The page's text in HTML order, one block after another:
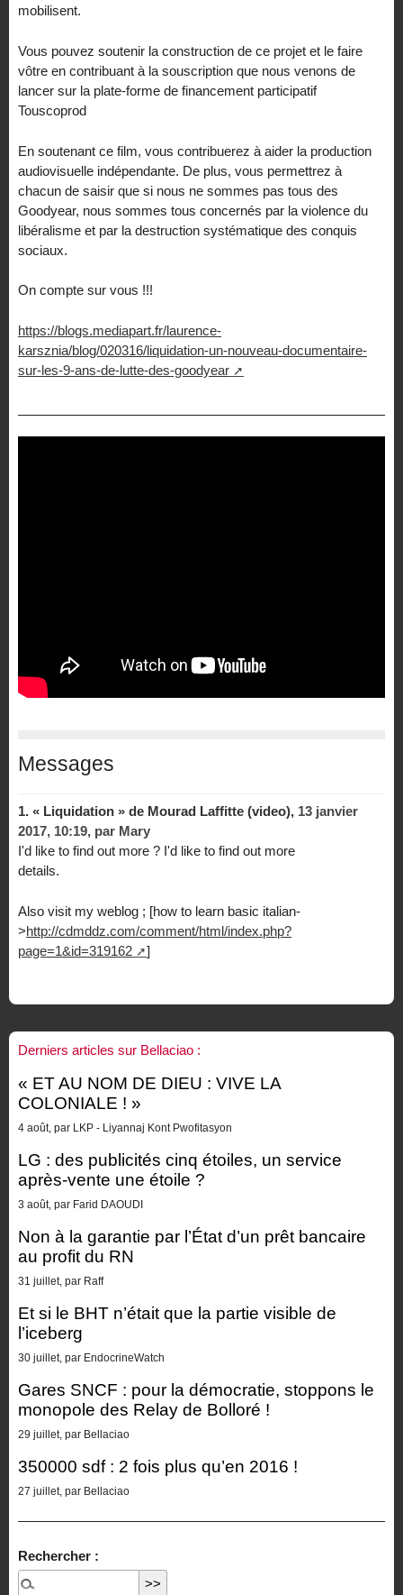
mobilisent.
Vous pouvez soutenir la construction de ce projet et le faire
vôtre en contribuant à la souscription que nous venons de
lancer sur la plate-forme de financement participatif
Touscoprod
En soutenant ce film, vous contribuerez à aider la production
audiovisuelle indépendante. De plus, vous permettrez à
chacun de saisir que si nous ne sommes pas tous des
Goodyear, nous sommes tous concernés par la violence du
libéralisme et par la destruction systématique des conquis
sociaux.
On compte sur vous !!!
https://blogs.mediapart.fr/laurence-
karsznia/blog/020316/liquidation-un-nouveau-documentaire-
sur-les-9-ans-de-lutte-des-goodyear
Messages
1. « Liquidation » de Mourad Laffitte (video), 13 janvier
2017, 10:19, par Mary
I'd like to find out more ? I'd like to find out more
details.
Also visit my weblog ; [how to learn basic italian-
>http://cdmddz.com/comment/html/index.php?
page=1&id=319162
]
Derniers articles sur Bellaciao :
« ET AU NOM DE DIEU : VIVE LA
COLONIALE ! »
4 août, par LKP - Liyannaj Kont Pwofitasyon
LG : des publicités cinq étoiles, un service
après-vente une étoile ?
3 août, par Farid DAOUDI
Non à la garantie par l’État d’un prêt bancaire
au profit du RN
31 juillet, par Raff
Et si le BHT n’était que la partie visible de
l’iceberg
30 juillet, par EndocrineWatch
Gares SNCF : pour la démocratie, stoppons le
monopole des Relay de Bolloré !
29 juillet, par Bellaciao
350000 sdf : 2 fois plus qu’en 2016 !
27 juillet, par Bellaciao
Rechercher :